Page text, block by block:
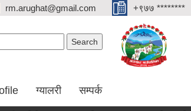
rm.arughat@gmail.com +९७७ ********
ग्यालरी सम्पर्क